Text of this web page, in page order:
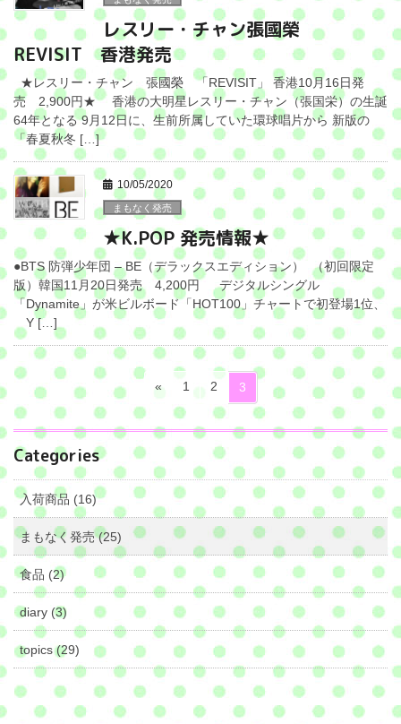
レスリー・チャン張國榮
REVISIT 香港発売
★レスリー・チャン 張國榮 「REVISIT」 香港10月16日発
売 2,900円★ 香港の大明星レスリー・チャン（張国栄）の生誕
64年となる 9月12日に、生前所属していた環球唱片から 新版の
「春夏秋冬 […]
10/05/2020
まもなく発売
★K.POP 発売情報★
●BTS 防弾少年団 – BE（デラックスエディション） （初回限定
版）韓国11月20日発売 4,200円 デジタルシングル
「Dynamite」が米ビルボード「HOT100」チャートで初登場1位、
Y […]
投
稿
ナ
ビ
ゲ
ー
シ
ョ
ン
«
ペ
ー
ジ
1
ペ
ー
ジ
2
ペ
ー
ジ
3
Categories
入荷商品 (16)
まもなく発売 (25)
食品 (2)
diary (3)
topics (29)